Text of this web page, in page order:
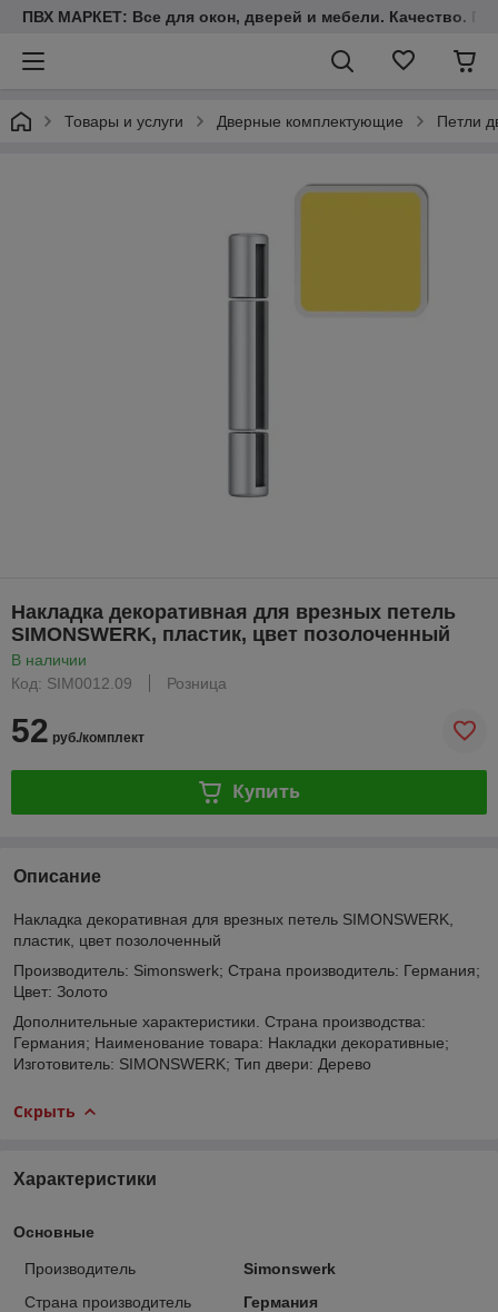
ПВХ МАРКЕТ: Все для окон, дверей и мебели. Качество.
Товары и услуги Дверные комплектующие Петли
Накладка декоративная для врезных петель
SIMONSWERK, пластик, цвет позолоченный
В наличии
Код: SIM0012.09
Розница
52 руб./комплект
Купить
Описание
Накладка декоративная для врезных петель SIMONSWERK,
пластик, цвет позолоченный
Производитель: Simonswerk; Страна производитель: Германия;
Цвет: Золото
Дополнительные характеристики. Страна производства:
Германия; Наименование товара: Накладки декоративные;
Изготовитель: SIMONSWERK; Тип двери: Дерево
Скрыть
Характеристики
Основные
Производитель
Simonswerk
Страна производитель
Германия